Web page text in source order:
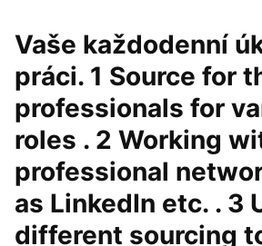
Vaše každodenní
práci. 1 Source for
professionals for
roles . 2 Working
professional
as LinkedIn etc. . 3
different sourcing